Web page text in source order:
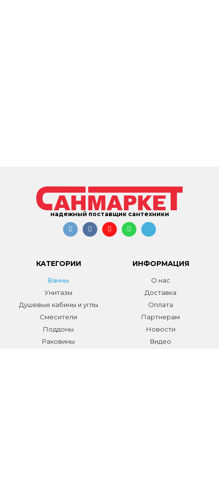
надежный поставщик сантехники
КАТЕГОРИИ
Ванны
Унитазы
Душевые кабины и углы
Смесители
Поддоны
Раковины
ИНФОРМАЦИЯ
О нас
Доставка
Оплата
Партнерам
Новости
Видео